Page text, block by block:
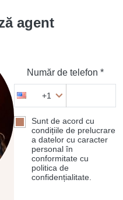
agent
Număr de telefon *
+1
Sunt de acord cu
condițiile de prelucrare
a datelor cu caracter
personal în
conformitate cu
politica de
confidențialitate.